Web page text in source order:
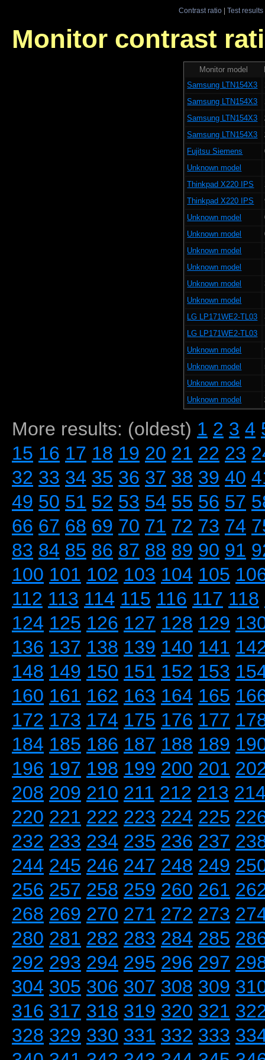
Contrast ratio| Test results
Monitor contrast
Monitor model
Samsung LTN154X3
Samsung LTN154X3
Samsung LTN154X3
Samsung LTN154X3
Fujitsu Siemens
Unknown model
Thinkpad X220 IPS
Thinkpad X220 IPS
Unknown model
Unknown model
Unknown model
Unknown model
Unknown model
Unknown model
LG LP171WE2-TL03
LG LP171WE2-TL03
Unknown model
Unknown model
Unknown model
Unknown model
More results: (oldest) 1 2 3 4
15 16 17 18 19 20 21 22 23
32 33 34 35 36 37 38 39 40
49 50 51 52 53 54 55 56 57
66 67 68 69 70 71 72 73 74
83 84 85 86 87 88 89 90 91
100 101 102 103 104 105
112 113 114 115 116 117 118
124 125 126 127 128 129
136 137 138 139 140 141
148 149 150 151 152 153
160 161 162 163 164 165
172 173 174 175 176 177
184 185 186 187 188 189
196 197 198 199 200 201
208 209 210 211 212 213
220 221 222 223 224 225
232 233 234 235 236 237
244 245 246 247 248 249
256 257 258 259 260 261
268 269 270 271 272 273
280 281 282 283 284 285
292 293 294 295 296 297
304 305 306 307 308 309
316 317 318 319 320 321
328 329 330 331 332 333